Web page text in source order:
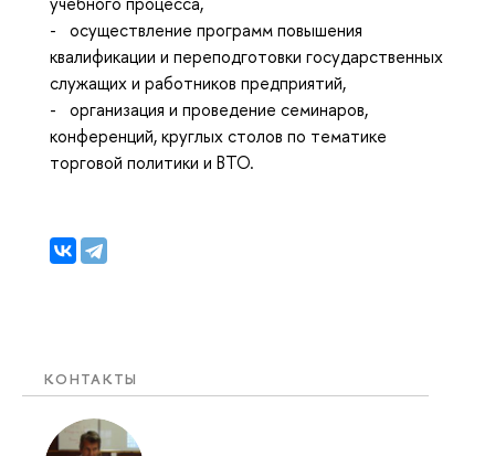
КОНТАКТЫ
- осуществление программ повышения
квалификации и переподготовки государственных
служащих и работников предприятий,
- организация и проведение семинаров,
конференций, круглых столов по тематике
торговой политики и ВТО.